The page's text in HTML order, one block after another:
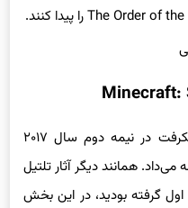
فصل دوم حالت داستانی بازی ماینکرفت در نیمه دوم سال ۲۰۱۷
همانند دیگر آثار تلتیل
گرفته بودید، در این بخش